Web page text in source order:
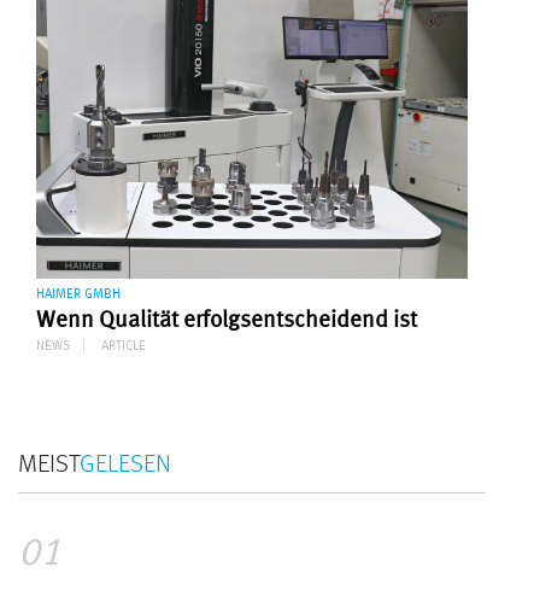
HAIMER GMBH
Wenn Qualität erfolgsentscheidend ist
NEWS ARTICLE
MEISTGELESEN
01